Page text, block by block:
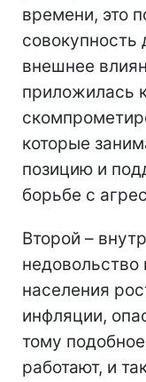
времени, это
внешнее
приложилась
которые
позицию и
борьбе с
Второй –
недовольство
населения
инфляции,
тому
работают, и